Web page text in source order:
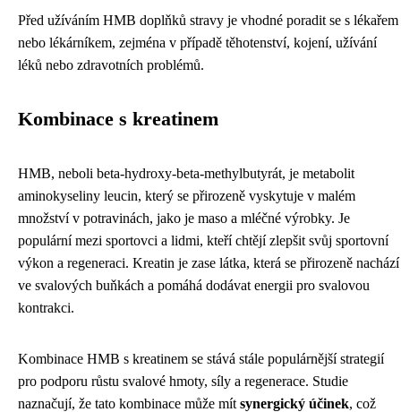
Před užíváním HMB doplňků stravy je vhodné poradit se s lékařem
nebo lékárníkem, zejména v případě těhotenství, kojení, užívání
léků nebo zdravotních problémů.
Kombinace s kreatinem
HMB, neboli beta-hydroxy-beta-methylbutyrát, je metabolit
aminokyseliny leucin, který se přirozeně vyskytuje v malém
množství v potravinách, jako je maso a mléčné výrobky. Je
populární mezi sportovci a lidmi, kteří chtějí zlepšit svůj sportovní
výkon a regeneraci. Kreatin je zase látka, která se přirozeně nachází
ve svalových buňkách a pomáhá dodávat energii pro svalovou
kontrakci.
Kombinace HMB s kreatinem se stává stále populárnější strategií
pro podporu růstu svalové hmoty, síly a regenerace. Studie
naznačují, že tato kombinace může mít synergický účinek, což